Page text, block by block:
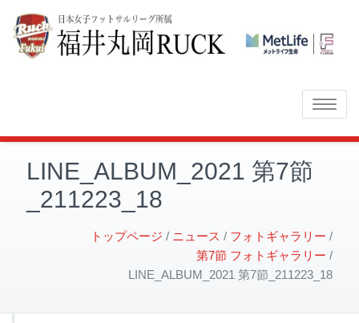
Toggle
LINE_ALBUM_2021 第7節
_211223_18
トップページ ニュース
フォトギャラリー
第7節 フォトギャラリー
LINE_ALBUM_2021 第7節_211223_18